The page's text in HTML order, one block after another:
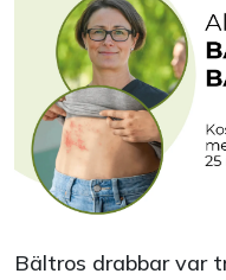
Bältros drabbar var